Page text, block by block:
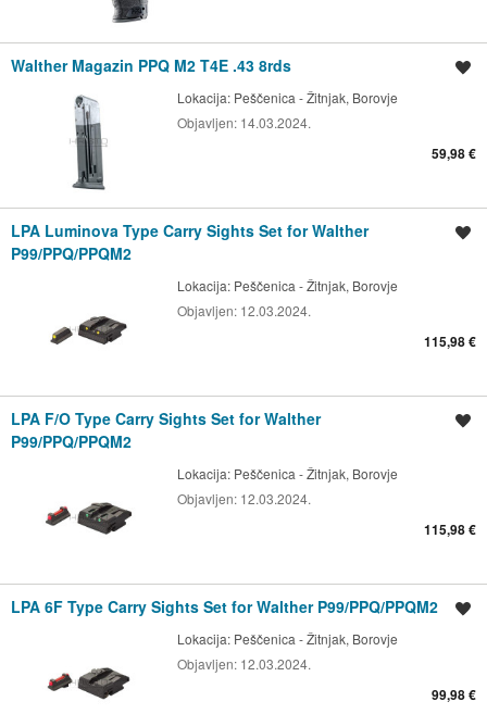
Walther Magazin PPQ M2 T4E .43 8rds
Lokacija: Peščenica - Žitnjak, Borovje
Objavljen: 14.03.2024.
59,98 €
LPA Luminova Type Carry Sights Set for Walther
P99/PPQ/PPQM2
Lokacija: Peščenica - Žitnjak, Borovje
Objavljen: 12.03.2024.
115,98 €
LPA F/O Type Carry Sights Set for Walther
P99/PPQ/PPQM2
Lokacija: Peščenica - Žitnjak, Borovje
Objavljen: 12.03.2024.
115,98 €
LPA 6F Type Carry Sights Set for Walther P99/PPQ/PPQM2
Lokacija: Peščenica - Žitnjak, Borovje
Objavljen: 12.03.2024.
99,98 €